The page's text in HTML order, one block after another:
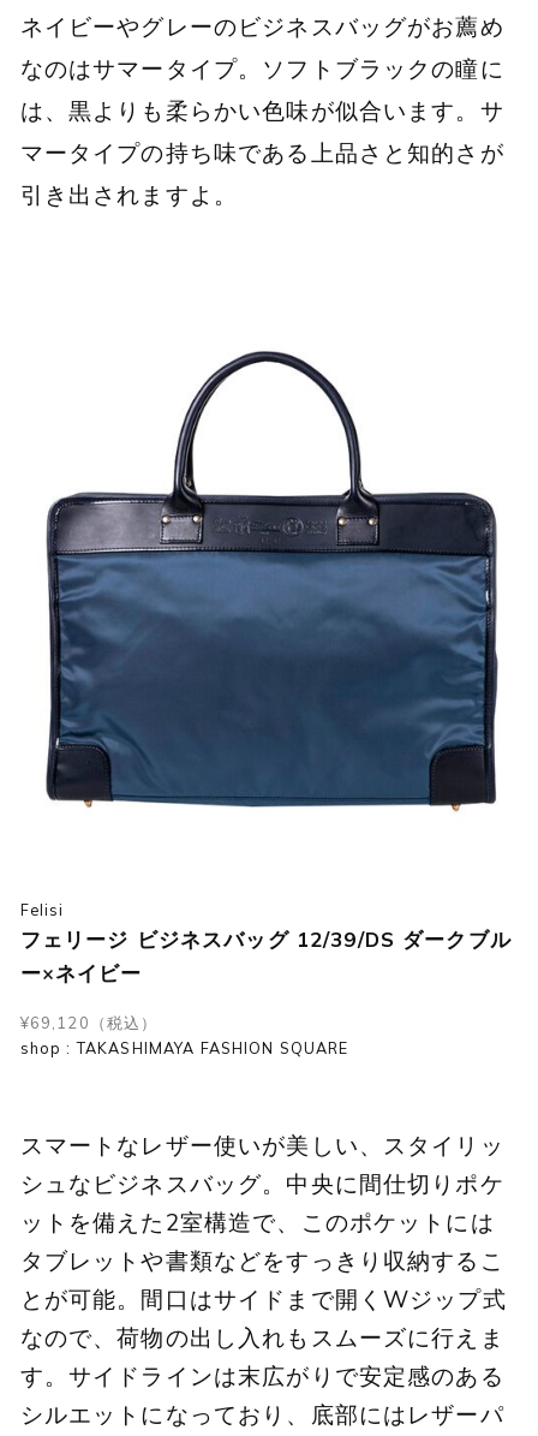
ネイビーやグレーのビジネスバッグがお薦め
なのはサマータイプ。ソフトブラックの瞳に
は、黒よりも柔らかい色味が似合います。サ
マータイプの持ち味である上品さと知的さが
引き出されますよ。
Felisi
フェリージ ビジネスバッグ 12/39/DS ダークブル
ー×ネイビー
¥69,120（税込）
shop : TAKASHIMAYA FASHION SQUARE
スマートなレザー使いが美しい、スタイリッ
シュなビジネスバッグ。中央に間仕切りポケ
ットを備えた2室構造で、このポケットには
タブレットや書類などをすっきり収納するこ
とが可能。間口はサイドまで開くWジップ式
なので、荷物の出し入れもスムーズに行えま
す。サイドラインは末広がりで安定感のある
シルエットになっており、底部にはレザーパ